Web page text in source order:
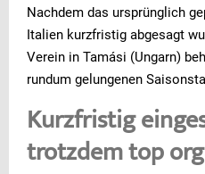
Nachdem das ursprünglich
Italien kurzfristig abgesagt
Verein in Tamási (Ungarn)
rundum gelungenen
Kurzfristig
trotzdem top